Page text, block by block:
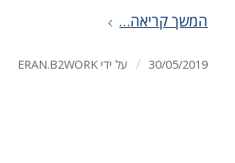
המשך קריאה…
30/05/2019
/ על ידי ERAN.B2WORK